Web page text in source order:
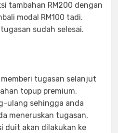
tambahan RM200 dengan
modal RM100 tadi.
sudah selesai.
tugasan selanjut
topup premium.
ulang sehingga anda
meneruskan tugasan,
duit akan dilakukan ke